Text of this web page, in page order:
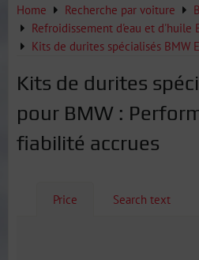
Home Recherche par voiture
Refroidissement d'eau et d'huile
Kits de durites spécialisés BMW
Kits de durites
pour BMW :
fiabilité accrues
Price Search text